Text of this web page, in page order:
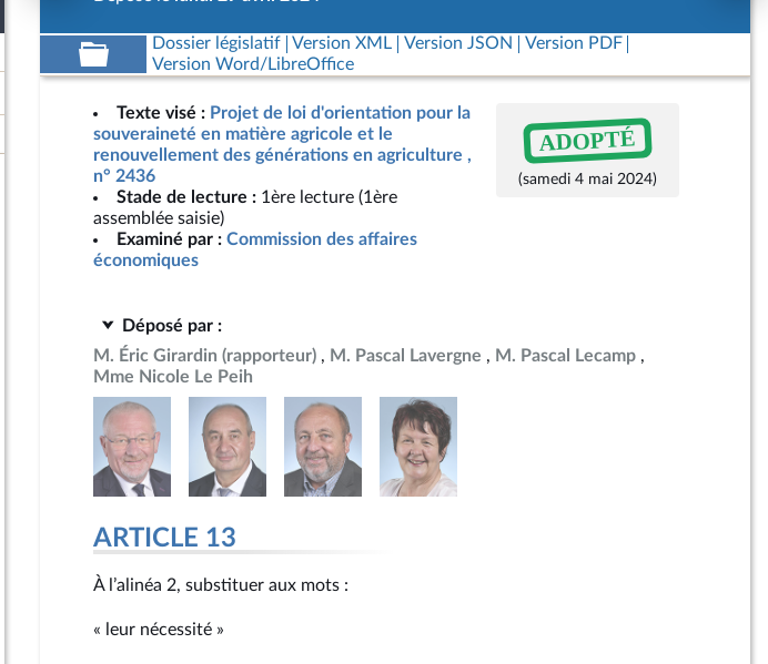
Date de dépôt
26 avril 2024
Dossier législatif Version XML Version JSON
Version PDF
Version Word/LibreOffice
Texte visé : Projet de loi d'orientation pour la
souveraineté en matière agricole et le
renouvellement des générations en agriculture ,
n° 2436
Stade de lecture : 1ère lecture (1ère
assemblée saisie)
Examiné par : Commission des affaires
économiques
ADOPTÉ
(samedi 4 mai 2024)
Déposé par :
M. Éric Girardin (rapporteur) M. Pascal Lavergne
M. Pascal Lecamp
Mme Nicole Le Peih
ARTICLE 13
À l’alinéa 2, substituer aux mots :
« leur nécessité »